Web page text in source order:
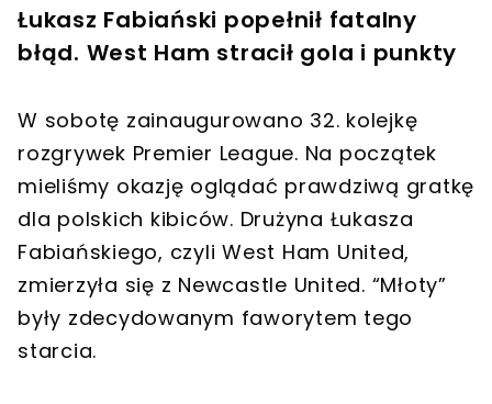
Łukasz Fabiański popełnił fatalny
błąd. West Ham stracił gola i punkty
W sobotę zainaugurowano 32. kolejkę
rozgrywek Premier League. Na początek
mieliśmy okazję oglądać prawdziwą gratkę
dla polskich kibiców. Drużyna Łukasza
Fabiańskiego, czyli West Ham United,
zmierzyła się z Newcastle United. “Młoty”
były zdecydowanym faworytem tego
starcia.